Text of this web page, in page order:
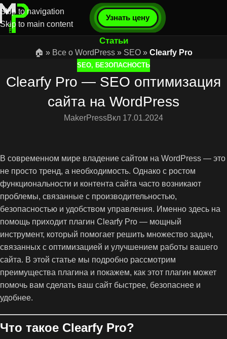
Skip to navigation
Skip to main content
Узнать цену
Статьи
🏠 » Все о WordPress » SEO » Clearfy Pro
SEO, БЕЗОПАСНОСТЬ
Clearfy Pro — SEO оптимизация
сайта на WordPress
MakerPressВкл 17.01.2024
В современном мире владение сайтом на WordPress — это
не просто тренд, а необходимость. Однако с ростом
функциональности и контента сайта часто возникают
проблемы, связанные с производительностью,
безопасностью и удобством управления. Именно здесь на
помощь приходит плагин Clearfy Pro — мощный
инструмент, который помогает решить множество задач,
связанных с оптимизацией и улучшением работы вашего
сайта. В этой статье мы подробно рассмотрим
преимущества плагина и покажем, как этот плагин может
помочь вам сделать ваш сайт быстрее, безопаснее и
удобнее.
Что такое Clearfy Pro?